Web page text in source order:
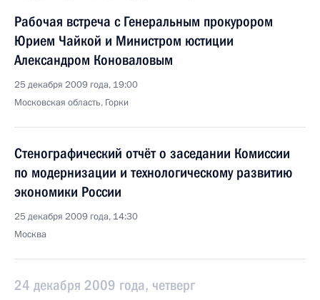
Рабочая встреча с Генеральным прокурором
Юрием Чайкой и Министром юстиции
Александром Коноваловым
25 декабря 2009 года, 19:00
Московская область, Горки
Стенографический отчёт о заседании Комиссии
по модернизации и технологическому развитию
экономики России
25 декабря 2009 года, 14:30
Москва
24 декабря 2009 года, четверг